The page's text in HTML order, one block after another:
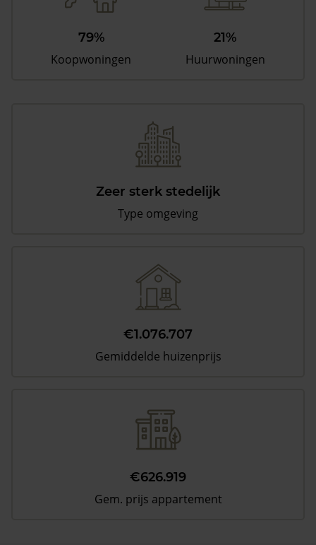
79%
Koopwoningen
21%
Huurwoningen
Zeer sterk stedelijk
Type omgeving
€1.076.707
Gemiddelde huizenprijs
€626.919
Gem. prijs appartement